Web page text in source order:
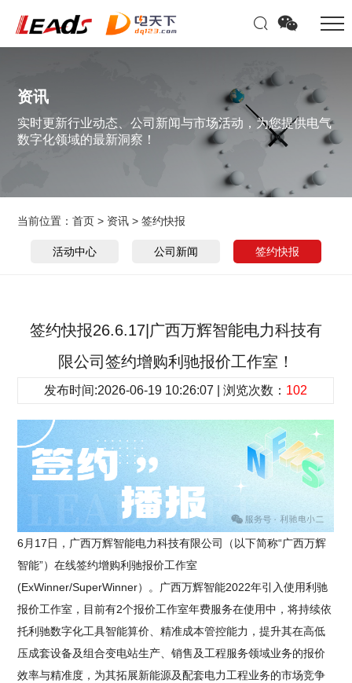
资讯
实时更新行业动态、公司新闻与市场活动，为您提供电气
数字化领域的最新洞察！
当前位置：首页 > 资讯 >签约快报
活动中心 公司新闻 签约快报
签约快报26.6.17|广西万辉智能电力科技有
限公司签约增购利驰报价工作室！
发布时间:2026-06-19 10:26:07 | 浏览次数： 102
6月17日，广西万辉智能电力科技有限公司（以下简称“广西万辉
智能”）在线签约增购利驰报价工作室
(ExWinner/SuperWinner）。广西万辉智能2022年引入使用利驰
报价工作室，目前有2个报价工作室年费服务在使用中，将持续依
托利驰数字化工具智能算价、精准成本管控能力，提升其在高低
压成套设备及组合变电站生产、销售及工程服务领域业务的报价
效率与精准度，为其拓展新能源及配套电力工程业务的市场竞争